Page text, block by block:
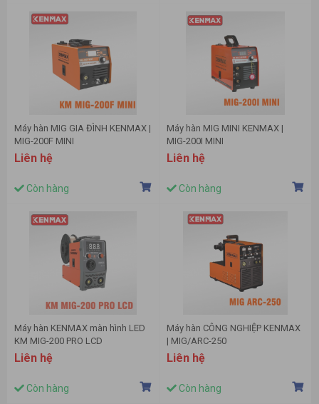
Máy hàn MIG GIA ĐÌNH KENMAX |
MIG-200F MINI
Liên hệ
Còn hàng
Máy hàn MIG MINI KENMAX |
MIG-200I MINI
Liên hệ
Còn hàng
Máy hàn KENMAX màn hình LED
KM MIG-200 PRO LCD
Liên hệ
Còn hàng
Máy hàn CÔNG NGHIỆP KENMAX
| MIG/ARC-250
Liên hệ
Còn hàng